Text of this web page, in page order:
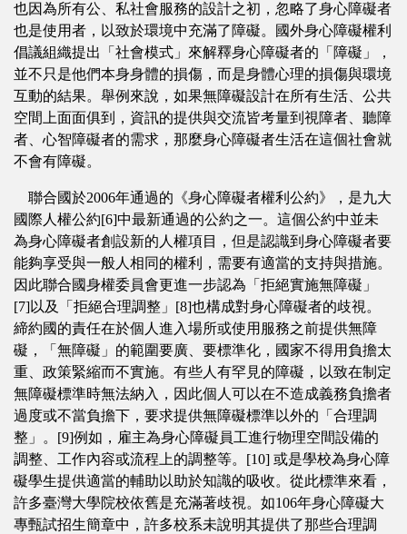
也因為所有公、私社會服務的設計之初，忽略了身心障礙者
也是使用者，以致於環境中充滿了障礙。國外身心障礙權利
倡議組織提出「社會模式」來解釋身心障礙者的「障礙」，
並不只是他們本身身體的損傷，而是身體心理的損傷與環境
互動的結果。舉例來說，如果無障礙設計在所有生活、公共
空間上面面俱到，資訊的提供與交流皆考量到視障者、聽障
者、心智障礙者的需求，那麼身心障礙者生活在這個社會就
不會有障礙。
聯合國於2006年通過的《身心障礙者權利公約》，是九大
國際人權公約[6]中最新通過的公約之一。這個公約中並未
為身心障礙者創設新的人權項目，但是認識到身心障礙者要
能夠享受與一般人相同的權利，需要有適當的支持與措施。
因此聯合國身權委員會更進一步認為「拒絕實施無障礙」
[7]以及「拒絕合理調整」[8]也構成對身心障礙者的歧視。
締約國的責任在於個人進入場所或使用服務之前提供無障
礙，「無障礙」的範圍要廣、要標準化，國家不得用負擔太
重、政策緊縮而不實施。有些人有罕見的障礙，以致在制定
無障礙標準時無法納入，因此個人可以在不造成義務負擔者
過度或不當負擔下，要求提供無障礙標準以外的「合理調
整」。[9]例如，雇主為身心障礙員工進行物理空間設備的
調整、工作內容或流程上的調整等。[10] 或是學校為身心障
礙學生提供適當的輔助以助於知識的吸收。從此標準來看，
許多臺灣大學院校依舊是充滿著歧視。如106年身心障礙大
專甄試招生簡章中，許多校系未說明其提供了那些合理調